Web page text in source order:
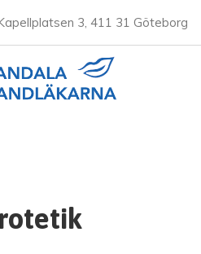
3, 411 31 Göteborg